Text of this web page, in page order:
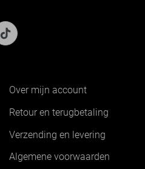
Over mijn account
Retour en terugbetaling
Verzending en levering
Algemene voorwaarden